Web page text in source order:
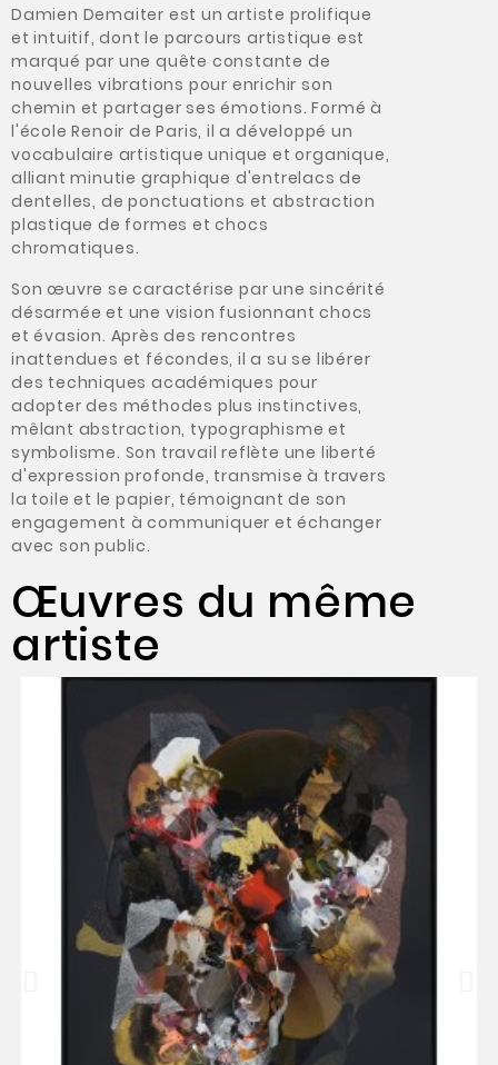
Damien Demaiter est un artiste prolifique
et intuitif, dont le parcours artistique est
marqué par une quête constante de
nouvelles vibrations pour enrichir son
chemin et partager ses émotions. Formé à
l'école Renoir de Paris, il a développé un
vocabulaire artistique unique et organique,
alliant minutie graphique d'entrelacs de
dentelles, de ponctuations et abstraction
plastique de formes et chocs
chromatiques.
Son œuvre se caractérise par une sincérité
désarmée et une vision fusionnant chocs
et évasion. Après des rencontres
inattendues et fécondes, il a su se libérer
des techniques académiques pour
adopter des méthodes plus instinctives,
mêlant abstraction, typographisme et
symbolisme. Son travail reflète une liberté
d'expression profonde, transmise à travers
la toile et le papier, témoignant de son
engagement à communiquer et échanger
avec son public.
Œuvres du même
artiste